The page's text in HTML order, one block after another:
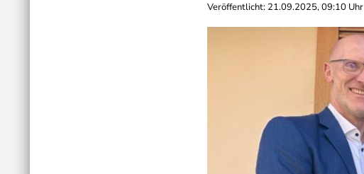
Veröffentlicht: 21.09.2025, 09:10 Uhr